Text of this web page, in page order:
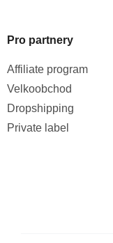
Pro partnery
Affiliate program
Velkoobchod
Dropshipping
Private label